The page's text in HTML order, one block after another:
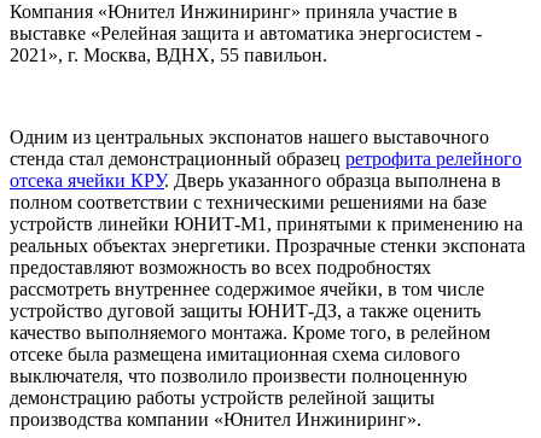
Компания «Юнител Инжиниринг» приняла участие в
выставке «Релейная защита и автоматика энергосистем -
2021», г. Москва, ВДНХ, 55 павильон.
Одним из центральных экспонатов нашего выставочного
стенда стал демонстрационный образец ретрофита релейного
отсека ячейки КРУ. Дверь указанного образца выполнена в
полном соответствии с техническими решениями на базе
устройств линейки ЮНИТ-М1, принятыми к применению на
реальных объектах энергетики. Прозрачные стенки экспоната
предоставляют возможность во всех подробностях
рассмотреть внутреннее содержимое ячейки, в том числе
устройство дуговой защиты ЮНИТ-ДЗ, а также оценить
качество выполняемого монтажа. Кроме того, в релейном
отсеке была размещена имитационная схема силового
выключателя, что позволило произвести полноценную
демонстрацию работы устройств релейной защиты
производства компании «Юнител Инжиниринг».